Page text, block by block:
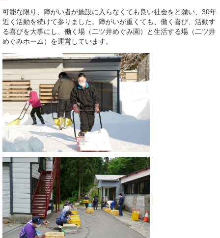
可能な限り、障がい者が施設に入らなくても良い社会をと願い、30年
近く活動を続けて参りました。障がいが重くても、働く喜び、活動す
る喜びを大事にし、働く場（二ツ井めぐみ園）と生活する場（二ツ井
めぐみホーム）を運営しています。